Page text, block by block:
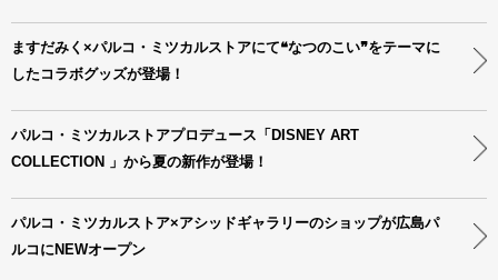
ますだみく×パルコ・ミツカルストアにて❝なつのこい❞をテーマに
したコラボグッズが登場！
パルコ・ミツカルストアプロデュース「DISNEY ART
COLLECTION 」から夏の新作が登場！
パルコ・ミツカルストア×アシッドギャラリーのショップが広島パ
ルコにNEWオープン